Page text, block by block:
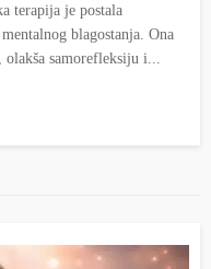
terapija je postala
blagostanja. Ona
samorefleksiju i...